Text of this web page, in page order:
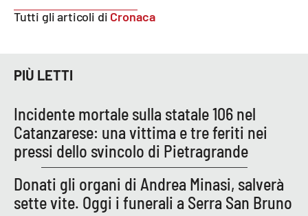
Società
Good Morning Vietnam
Parchi Marini Calabria
Leggendo Alvaro insieme
Tutti gli articoli di Cronaca
PIÙ LETTI
Incidente mortale sulla statale 106 nel
Catanzarese: una vittima e tre feriti nei
pressi dello svincolo di Pietragrande
Donati gli organi di Andrea Minasi, salverà
sette vite. Oggi i funerali a Serra San Bruno